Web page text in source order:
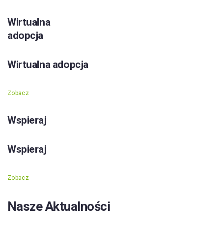
Wirtualna
adopcja
Wirtualna adopcja
Zobacz
Wspieraj
Wspieraj
Zobacz
Nasze Aktualności